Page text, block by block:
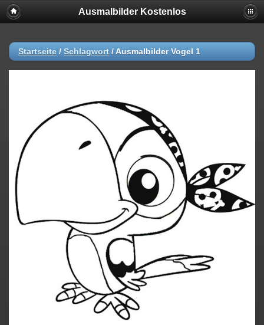
Ausmalbilder Kostenlos
Startseite / Schlagwort / Ausmalbilder Vogel 1